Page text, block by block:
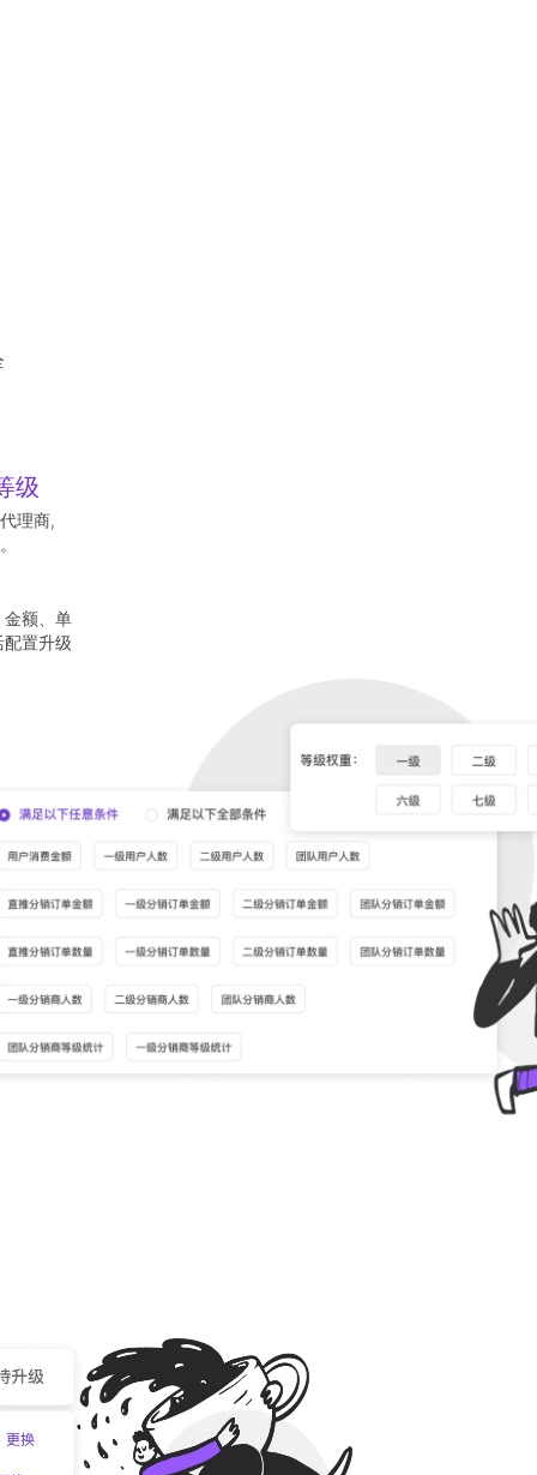
级
理商,
金额、单
置升级